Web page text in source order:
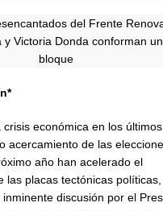
económica en los últimos
acercamiento de las
año han acelerado el
las placas tectónicas
discusión por el